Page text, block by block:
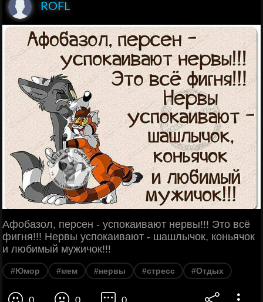
ROFL
Афобазол, персен - успокаивают нервы!!! Это всё
фигня!!! Нервы успокаивают - шашлычок, коньячок
и любимый мужичок!!!
#Юмор #мем #нервы #стресс #Отдых